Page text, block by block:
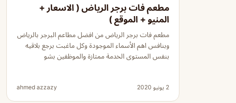
مطعم فات برجر الرياض ( الاسعار +
المنيو + الموقع )
مطعم فات برجر الرياض من افضل مطاعم البرجر بالرياض
وبنافس اهم الأسماء الموجودة وكل ماغبت برجع بلاقيه
بنفس المستوى الخدمة ممتازة والموظفين بشو
2 يونيو 2020 ahmed azzazy